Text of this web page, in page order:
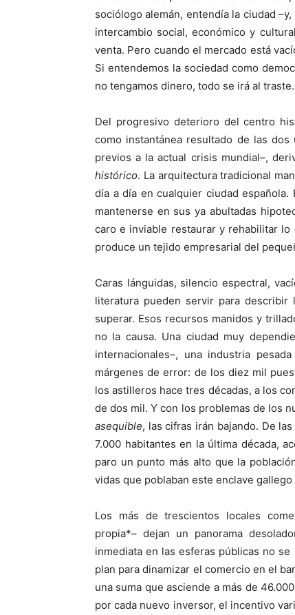
sociólogo alemán, entendía la ciudad
intercambio social, económico y
venta. Pero cuando el mercado está
Si entendemos la sociedad como
no tengamos dinero, todo se irá al traste.
Del progresivo deterioro del centro
como instantánea resultado de las
previos a la actual crisis mundial–,
histórico. La arquitectura tradicional
día a día en cualquier ciudad
mantenerse en sus ya abultadas
caro e inviable restaurar y rehabilitar
produce un tejido empresarial del
Caras lánguidas, silencio espectral,
literatura pueden servir para
superar. Esos recursos manidos y
no la causa. Una ciudad muy
internacionales–, una industria
márgenes de error: de los diez mil
los astilleros hace tres décadas, a los
de dos mil. Y con los problemas de los
asequible, las cifras irán bajando. De
7.000 habitantes en la última década,
paro un punto más alto que la
vidas que poblaban este enclave
Los más de trescientos locales
propia*– dejan un panorama
inmediata en las esferas públicas no
plan para dinamizar el comercio en el
una suma que asciende a más de
por cada nuevo inversor, el incentivo